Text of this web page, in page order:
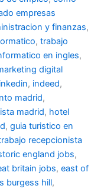
empresas
y finanzas,
, trabajo
en ingles,
digital
, indeed,
madrid,
madrid, hotel
, guia turistico en
recepcionista
england jobs,
britain jobs, east of
burgess hill,